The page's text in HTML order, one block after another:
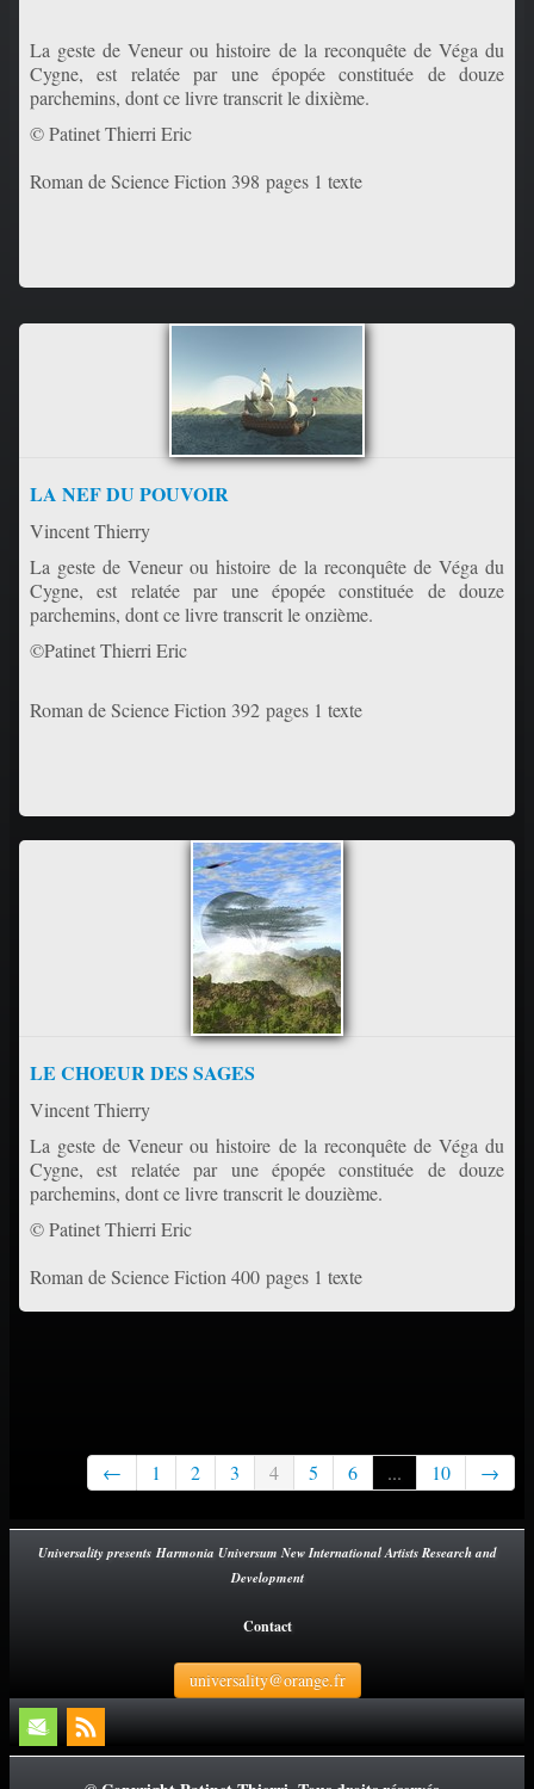
La geste de Veneur ou histoire de la reconquête de Véga du
Cygne, est relatée par une épopée constituée de douze
parchemins, dont ce livre transcrit le dixième.
© Patinet Thierri Eric
Roman de Science Fiction 398 pages 1 texte
LA NEF DU POUVOIR
Vincent Thierry
La geste de Veneur ou histoire de la reconquête de Véga du
Cygne, est relatée par une épopée constituée de douze
parchemins, dont ce livre transcrit le onzième.
©Patinet Thierri Eric
Roman de Science Fiction 392 pages 1 texte
LE CHOEUR DES SAGES
Vincent Thierry
La geste de Veneur ou histoire de la reconquête de Véga du
Cygne, est relatée par une épopée constituée de douze
parchemins, dont ce livre transcrit le douzième.
© Patinet Thierri Eric
Roman de Science Fiction 400 pages 1 texte
← 1 2 3 4 5 6 ... 10 →
Universality presents Harmonia Universum New International Artists Research and
Development
Contact
universality@orange.fr